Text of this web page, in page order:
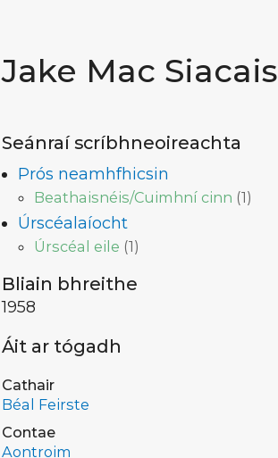
Jake Mac Siacais
Seánraí scríbhneoireachta
Prós neamhfhicsin
Beathaisnéis/Cuimhní cinn (1)
Úrscéalaíocht
Úrscéal eile (1)
Bliain bhreithe
1958
Áit ar tógadh
Cathair
Béal Feirste
Contae
Aontroim